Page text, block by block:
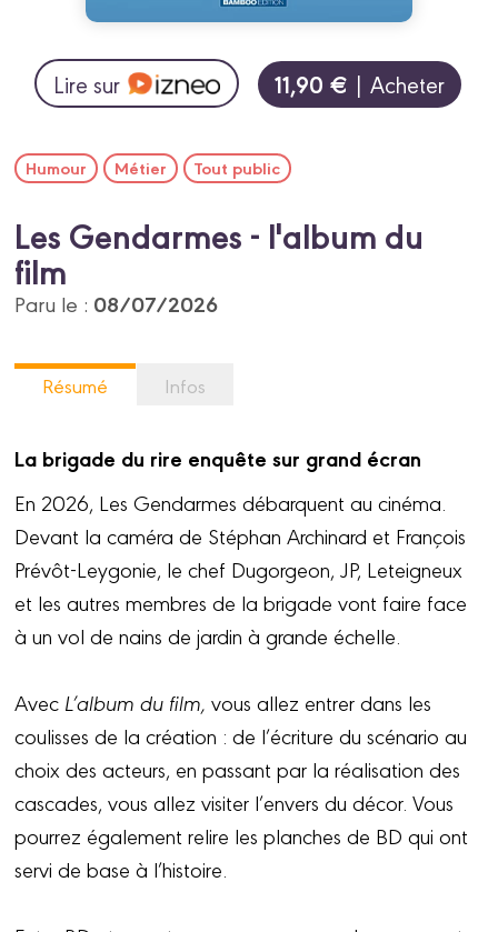
Lire sur 11,90 € | Acheter
Humour Métier Tout public
Les Gendarmes - l'album du
film
Paru le : 08/07/2026
Résumé Infos
La brigade du rire enquête sur grand écran
En 2026, Les Gendarmes débarquent au cinéma.
Devant la caméra de Stéphan Archinard et François
Prévôt-Leygonie, le chef Dugorgeon, JP, Leteigneux
et les autres membres de la brigade vont faire face
à un vol de nains de jardin à grande échelle.
Avec L’album du film,vous allez entrer dans les
coulisses de la création : de l’écriture du scénario au
choix des acteurs, en passant par la réalisation des
cascades, vous allez visiter l’envers du décor. Vous
pourrez également relire les planches de BD qui ont
servi de base à l’histoire.